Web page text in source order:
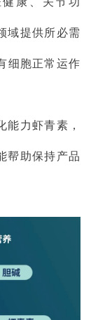
域提供所必需
细胞正常运作
能力虾青素，
帮助保持产品